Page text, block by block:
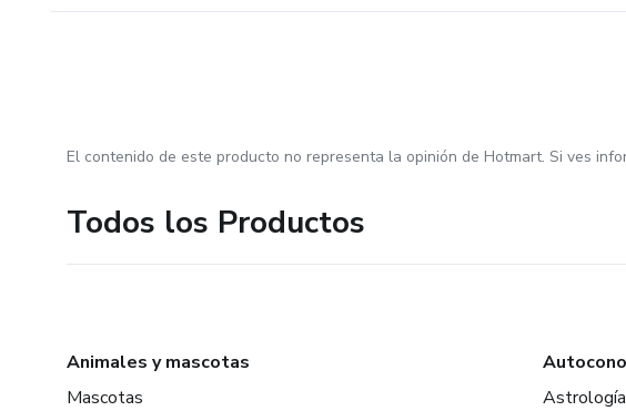
El contenido de este producto no representa la opinión de Hotmart. Si ves
Todos los Productos
Animales y mascotas
Mascotas
Astrología